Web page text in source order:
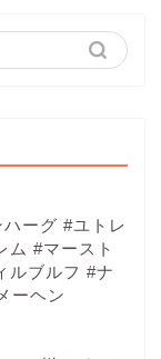
ハーグ #ユトレ
ム #マースト
ルブルフ #ナ
ーヘン